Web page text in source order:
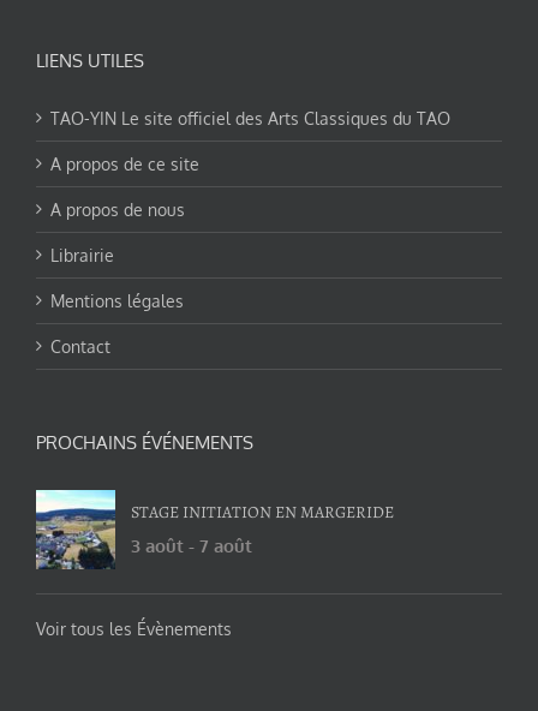
LIENS UTILES
TAO-YIN Le site officiel des Arts Classiques du TAO
A propos de ce site
A propos de nous
Librairie
Mentions légales
Contact
PROCHAINS ÉVÉNEMENTS
STAGE INITIATION EN MARGERIDE
3 août - 7 août
Voir tous les Évènements